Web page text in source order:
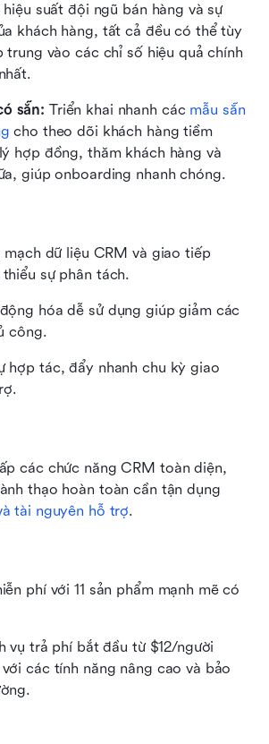
suất đội ngũ bán hàng và sự
khách hàng, tất cả đều có thể tùy
trung vào các chỉ số hiệu quả chính
sẵn: Triển khai nhanh các mẫu sẵn
cho theo dõi khách hàng tiềm
hợp đồng, thăm khách hàng và
giúp onboarding nhanh chóng.
mạch dữ liệu CRM và giao tiếp
sự phân tách.
hóa dễ sử dụng giúp giảm các
công.
hợp tác, đẩy nhanh chu kỳ giao
các chức năng CRM toàn diện,
tài nguyên hỗ trợ.
phí với 11 sản phẩm mạnh mẽ có
vụ trả phí bắt đầu từ $12/người
các tính năng nâng cao và bảo